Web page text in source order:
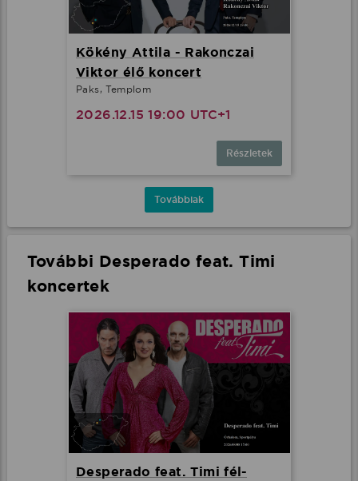
Kökény Attila - Rakonczai
Viktor élő koncert
Paks, Templom
2026.12.15 19:00 UTC+1
Részletek
Továbbiak
További Desperado feat. Timi
koncertek
Desperado feat. Timi fél-